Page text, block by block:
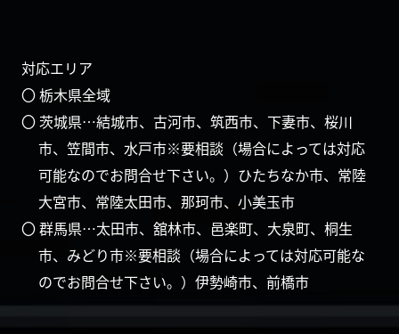
対応エリア
〇 栃木県全域
〇 茨城県…結城市、古河市、筑西市、下妻市、桜川
市、笠間市、水戸市※要相談（場合によっては対応
可能なのでお問合せ下さい。）ひたちなか市、常陸
大宮市、常陸太田市、那珂市、小美玉市
〇 群馬県…太田市、舘林市、邑楽町、大泉町、桐生
市、みどり市※要相談（場合によっては対応可能な
のでお問合せ下さい。）伊勢崎市、前橋市